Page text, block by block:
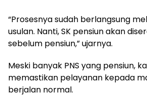
“Prosesnya sudah berlangsung
usulan. Nanti, SK pensiun akan
sebelum pensiun,” ujarnya.
Meski banyak PNS yang pensiun,
memastikan pelayanan kepada
berjalan normal.